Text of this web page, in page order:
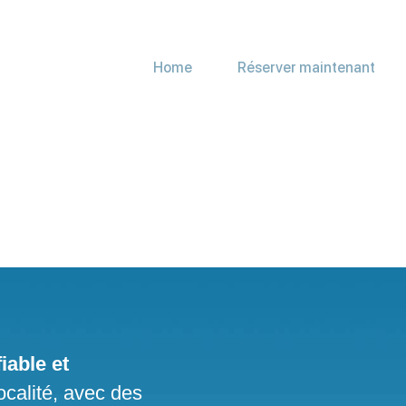
Home Réserver maintenant
et
avec des